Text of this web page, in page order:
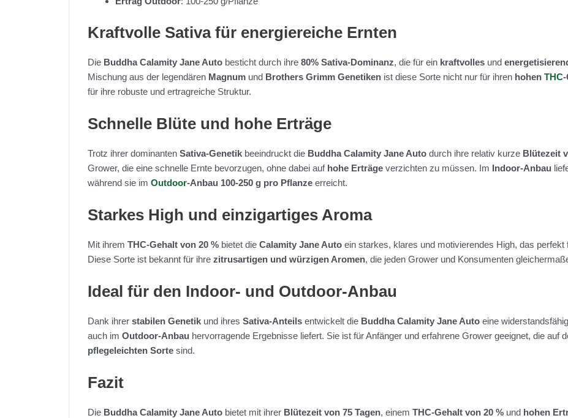
Kraftvolle Sativa für energiereiche Ernten
Die Buddha Calamity Jane Auto besticht durch ihre 80% Sativa-Dominanz, die für ein kraftvolles und
Mischung aus der legendären Magnum und Brothers Grimm Genetiken ist diese Sorte nicht nur für ihren hohen THC-
für ihre robuste und ertragreiche Struktur.
Schnelle Blüte und hohe Erträge
Trotz ihrer dominanten Sativa-Genetik beeindruckt die Buddha Calamity Jane Auto durch ihre relativ kurze Blütezeit
Grower, die eine schnelle Ernte bevorzugen, ohne dabei auf hohe Erträge verzichten zu müssen. Im Indoor-Anbau
während sie im Outdoor-Anbau 100-250 g pro Pflanze erreicht.
Starkes High und einzigartiges Aroma
Mit ihrem THC-Gehalt von 20 % bietet die Calamity Jane Auto ein starkes, klares und motivierendes High, das
Diese Sorte ist bekannt für ihre zitrusartigen und würzigen Aromen, die jeden Grower und Konsumenten
Ideal für den Indoor- und Outdoor-Anbau
Dank ihrer stabilen Genetik und ihres Sativa-Anteils entwickelt die Buddha Calamity Jane Auto eine
auch im Outdoor-Anbau hervorragende Ergebnisse liefert. Sie ist für Anfänger und erfahrene Grower geeignet, die auf
pflegeleichten Sorte sind.
Fazit
Die Buddha Calamity Jane Auto bietet mit ihrer Blütezeit von 75 Tagen, einem THC-Gehalt von 20 % und hohen